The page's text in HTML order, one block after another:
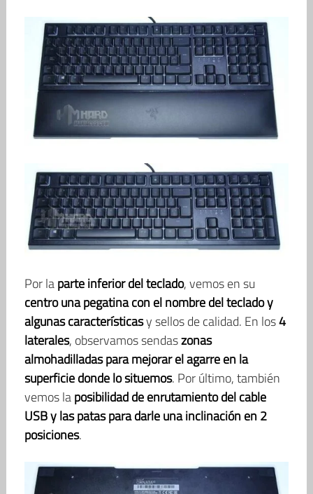
Por laparte inferior del teclado, vemos en su
centro una pegatina con el nombre del teclado y
algunas característicasy sellos de calidad. En los4
laterales, observamos sendaszonas
almohadilladas para mejorar el agarre en la
superficie donde lo situemos. Por último, también
vemos laposibilidad de enrutamiento del cable
USB y las patas para darle una inclinación en 2
posiciones.